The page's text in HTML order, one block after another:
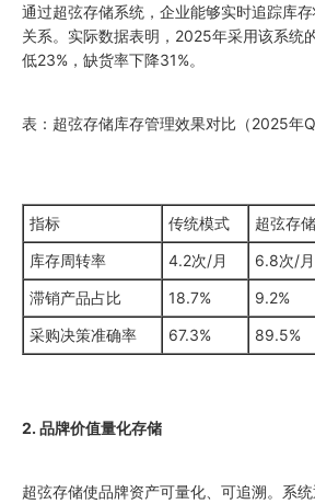
通过超弦存储系统，企业能够实时追踪库
关系。实际数据表明，2025年采用该系统
低23%，缺货率下降31%。
表：超弦存储库存管理效果对比（2025年
指标 传统模式 超弦存
库存周转率
4.2次/月 6.8次/月
滞销产品占比
18.7% 9.2%
采购决策准确率
67.3% 89.5%
2. 品牌价值量化存储
超弦存储使品牌资产可量化、可追溯。系